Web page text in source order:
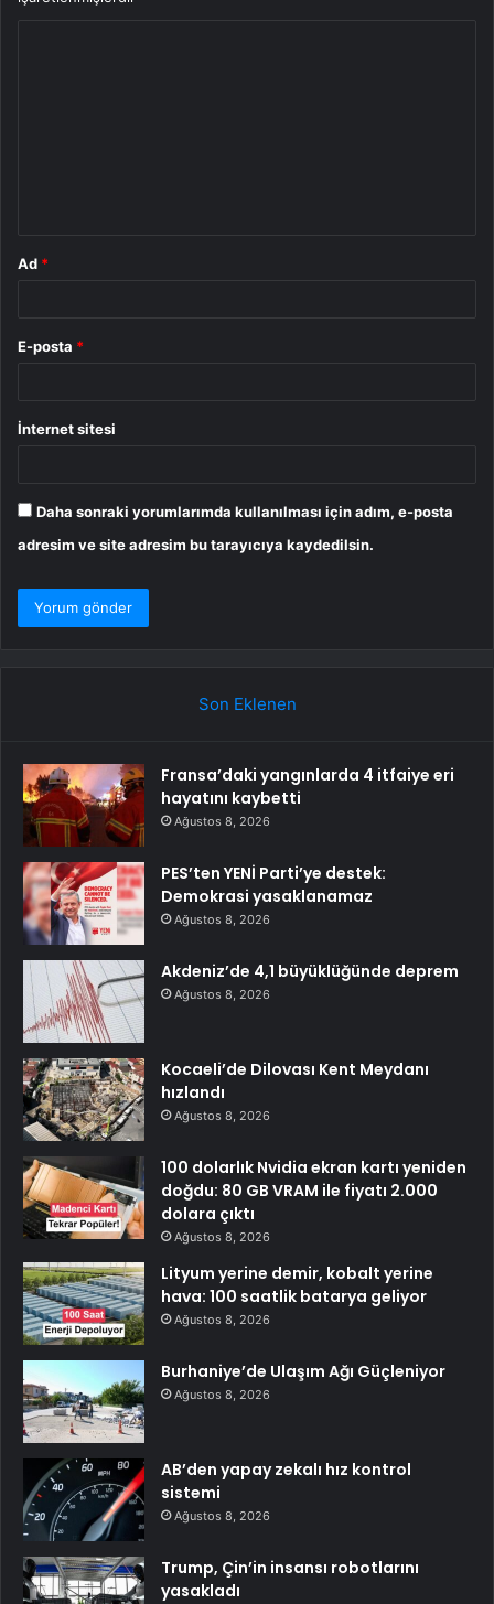
Ad *
E-posta *
İnternet sitesi
Daha sonraki yorumlarımda kullanılması için adım, e-posta
adresim ve site adresim bu tarayıcıya kaydedilsin.
Son Eklenen
Fransa’daki yangınlarda 4 itfaiye eri
hayatını kaybetti
Ağustos 8, 2026
PES’ten YENİ Parti’ye destek:
Demokrasi yasaklanamaz
Ağustos 8, 2026
Akdeniz’de 4,1 büyüklüğünde deprem
Ağustos 8, 2026
Kocaeli’de Dilovası Kent Meydanı
hızlandı
Ağustos 8, 2026
100 dolarlık Nvidia ekran kartı yeniden
doğdu: 80 GB VRAM ile fiyatı 2.000
dolara çıktı
Ağustos 8, 2026
Lityum yerine demir, kobalt yerine
hava: 100 saatlik batarya geliyor
Ağustos 8, 2026
Burhaniye’de Ulaşım Ağı Güçleniyor
Ağustos 8, 2026
AB’den yapay zekalı hız kontrol
sistemi
Ağustos 8, 2026
Trump, Çin’in insansı robotlarını
yasakladı